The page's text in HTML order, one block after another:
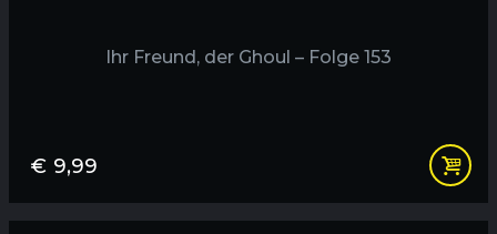
Ihr Freund, der Ghoul – Folge 153
€ 9,99